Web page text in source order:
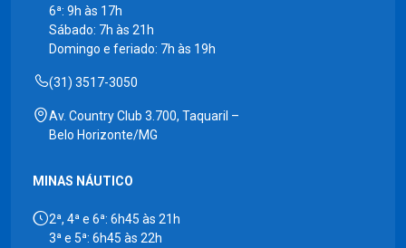
6ª: 9h às 17h
Sábado: 7h às 21h
Domingo e feriado: 7h às 19h
(31) 3517-3050
Av. Country Club 3.700, Taquaril –
Belo Horizonte/MG
MINAS NÁUTICO
2ª, 4ª e 6ª: 6h45 às 21h
3ª e 5ª: 6h45 às 22h